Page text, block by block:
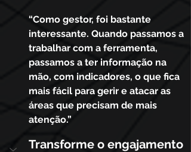
“Como gestor, foi bastante
interessante. Quando passamos a
trabalhar com a ferramenta,
passamos a ter informação na
mão, com indicadores, o que fica
mais fácil para gerir e atacar as
áreas que precisam de mais
atenção.”
Transforme o engajamento